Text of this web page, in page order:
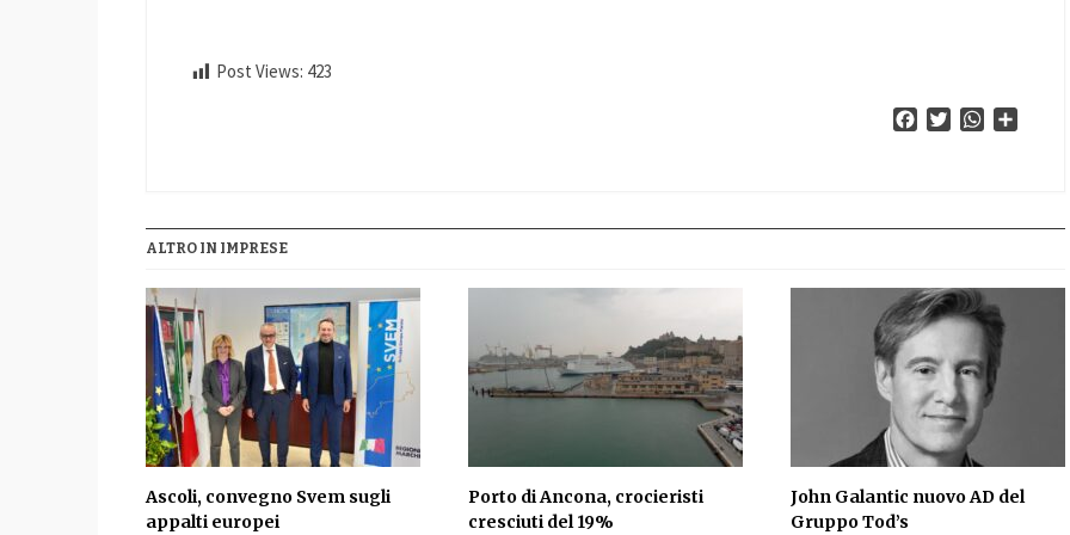
Post Views: 423
FacebookTwitterWhatsApp
ALTRO IN IMPRESE
Ascoli, convegno Svem sugli
appalti europei
Porto di Ancona, crocieristi
cresciuti del 19%
John Galantic nuovo AD del
Gruppo Tod’s